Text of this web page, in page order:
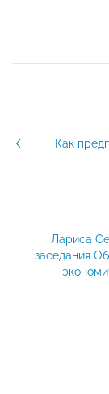
Как
Лариса
заседания